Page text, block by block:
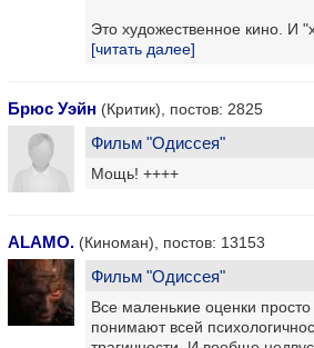
Это художественное кино. И
[читать далее]
Брюс Уэйн (Критик), постов: 2825
Фильм "Одиссея"
Мощь! ++++
ALAMO. (Киноман), постов: 13153
Фильм "Одиссея"
Все маленькие оценки
понимают всей